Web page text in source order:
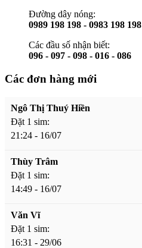
Đường dây nóng:
0989 198 198 - 0983 198 198
Các đầu số nhận biết:
096 - 097 - 098 - 016 - 086
Các đơn hàng mới
Ngô Thị Thuý Hiền
Đặt 1 sim:
21:24 - 16/07
Thùy Trâm
Đặt 1 sim:
14:49 - 16/07
Văn Vĩ
Đặt 1 sim:
16:31 - 29/06